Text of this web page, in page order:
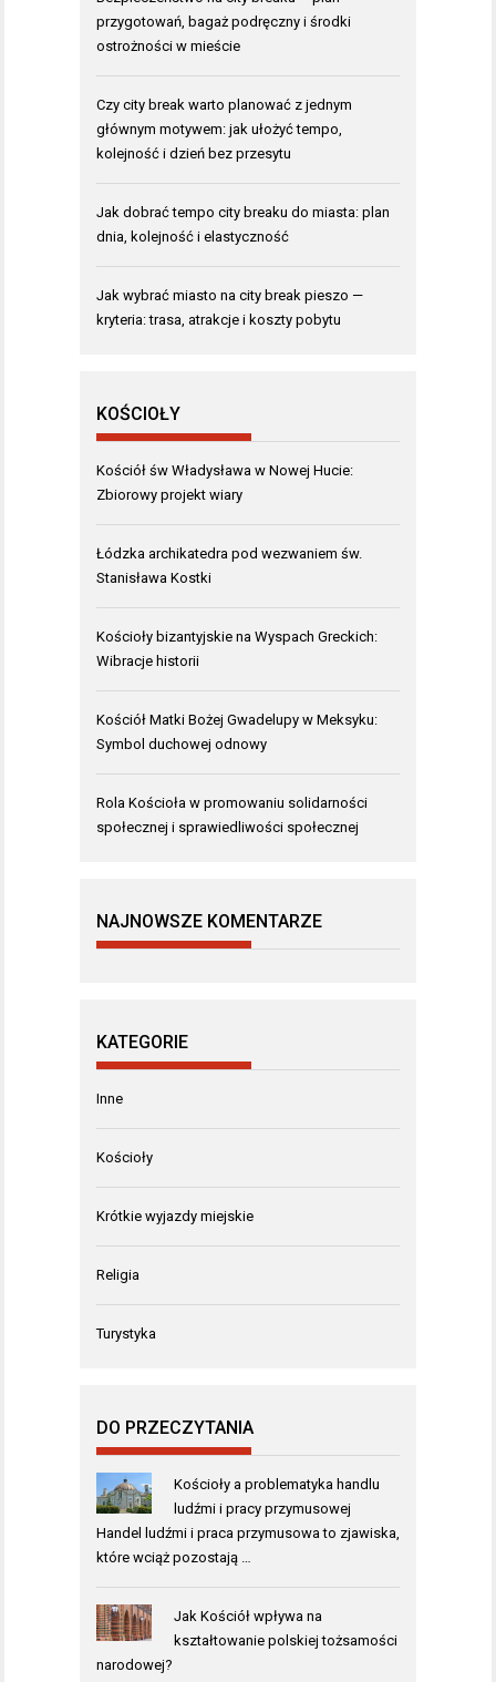
przygotowań, bagaż podręczny i środki
ostrożności w mieście
Czy city break warto planować z jednym
głównym motywem: jak ułożyć tempo,
kolejność i dzień bez przesytu
Jak dobrać tempo city breaku do miasta: plan
dnia, kolejność i elastyczność
Jak wybrać miasto na city break pieszo —
kryteria: trasa, atrakcje i koszty pobytu
KOŚCIOŁY
Kościół św Władysława w Nowej Hucie:
Zbiorowy projekt wiary
Łódzka archikatedra pod wezwaniem św.
Stanisława Kostki
Kościoły bizantyjskie na Wyspach Greckich:
Wibracje historii
Kościół Matki Bożej Gwadelupy w Meksyku:
Symbol duchowej odnowy
Rola Kościoła w promowaniu solidarności
społecznej i sprawiedliwości społecznej
NAJNOWSZE KOMENTARZE
KATEGORIE
Inne
Kościoły
Krótkie wyjazdy miejskie
Religia
Turystyka
DO PRZECZYTANIA
Kościoły a problematyka handlu
ludźmi i pracy przymusowej
Handel ludźmi i praca przymusowa to zjawiska,
które wciąż pozostają …
Jak Kościół wpływa na
kształtowanie polskiej tożsamości
narodowej?